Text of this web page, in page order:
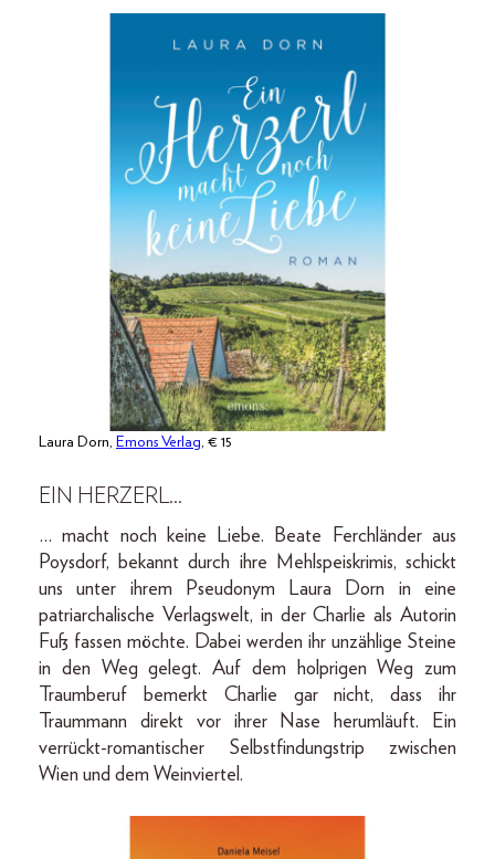
Laura Dorn, Emons Verlag, € 15
EIN HERZERL…
… macht noch keine Liebe. Beate Ferchländer aus
Poysdorf, bekannt durch ihre Mehlspeiskrimis, schickt
uns unter ihrem Pseudonym Laura Dorn in eine
patriarchalische Verlagswelt, in der Charlie als Autorin
Fuß fassen möchte. Dabei werden ihr unzählige Steine
in den Weg gelegt. Auf dem holprigen Weg zum
Traumberuf bemerkt Charlie gar nicht, dass ihr
Traummann direkt vor ihrer Nase herumläuft. Ein
verrückt-romantischer Selbstfindungstrip zwischen
Wien und dem Weinviertel.